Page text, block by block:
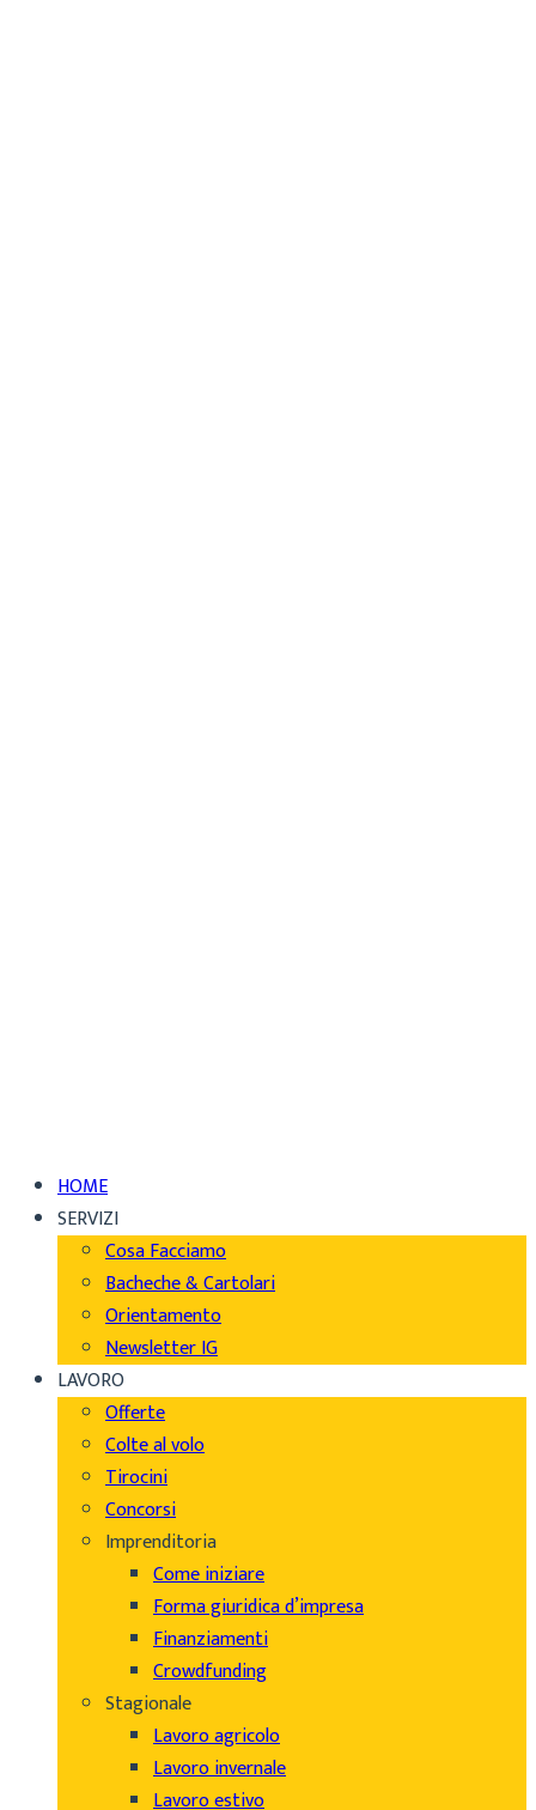
HOME
SERVIZI
Cosa Facciamo
Bacheche & Cartolari
Orientamento
Newsletter IG
LAVORO
Offerte
Colte al volo
Tirocini
Concorsi
Imprenditoria
Come iniziare
Forma giuridica d’impresa
Finanziamenti
Crowdfunding
Stagionale
Lavoro agricolo
Lavoro invernale
Lavoro estivo